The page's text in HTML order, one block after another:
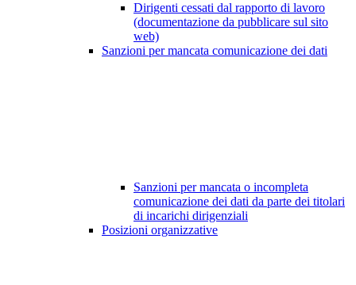
Dirigenti cessati dal rapporto di lavoro
(documentazione da pubblicare sul sito
web)
Sanzioni per mancata comunicazione dei dati
Sanzioni per mancata o incompleta
comunicazione dei dati da parte dei titolari
di incarichi dirigenziali
Posizioni organizzative